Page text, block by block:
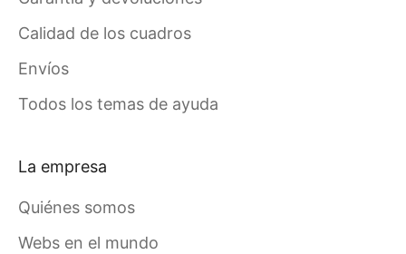
Calidad de los cuadros
Envíos
Todos los temas de ayuda
La empresa
Quiénes somos
Webs en el mundo